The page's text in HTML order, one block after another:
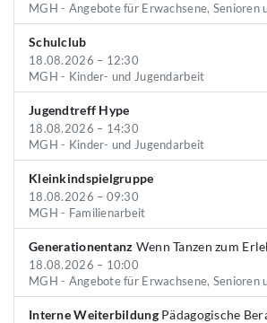
MGH - Angebote für Erwachsene, Senioren
Schulclub
18.08.2026 – 12:30
MGH - Kinder- und Jugendarbeit
Jugendtreff Hype
18.08.2026 – 14:30
MGH - Kinder- und Jugendarbeit
Kleinkindspielgruppe
18.08.2026 – 09:30
MGH - Familienarbeit
Generationentanz Wenn Tanzen zum
18.08.2026 – 10:00
MGH - Angebote für Erwachsene, Senioren
Interne WeiterbildungPädagogische